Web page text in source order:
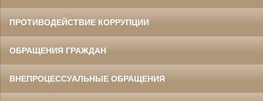
ПРОТИВОДЕЙСТВИЕ КОРРУПЦИИ
ОБРАЩЕНИЯ ГРАЖДАН
ВНЕПРОЦЕССУАЛЬНЫЕ ОБРАЩЕНИЯ